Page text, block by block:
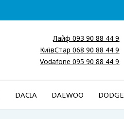
Лайф 093 90 88 44 9
КиївСтар 068 90 88 44 9
Vodafone 095 90 88 44 9
DACIA DAEWOO DODGE